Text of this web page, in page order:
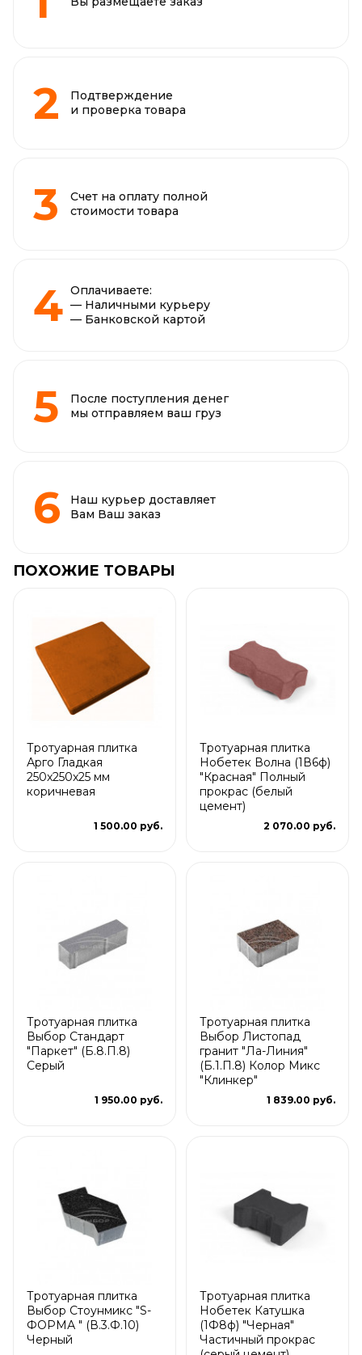
Подтверждение
и проверка товара
Счет на оплату полной
стоимости товара
Оплачиваете:
— Наличными курьеру
— Банковской картой
После поступления денег
мы отправляем ваш груз
Наш курьер доставляет
Вам Ваш заказ
ПОХОЖИЕ ТОВАРЫ
Тротуарная плитка
Арго Гладкая
250x250x25 мм
коричневая
1 500.00 руб.
Тротуарная плитка
Нобетек Волна (1В6ф)
"Красная" Полный
прокрас (белый
цемент)
2 070.00 руб.
Тротуарная плитка
Выбор Стандарт
"Паркет" (Б.8.П.8)
Серый
1 950.00 руб.
Тротуарная плитка
Выбор Листопад
гранит "Ла-Линия"
(Б.1.П.8) Колор Микс
"Клинкер"
1 839.00 руб.
Тротуарная плитка
Выбор Стоунмикс "S-
ФОРМА " (В.3.Ф.10)
Черный
Тротуарная плитка
Нобетек Катушка
(1Ф8ф) "Черная"
Частичный прокрас